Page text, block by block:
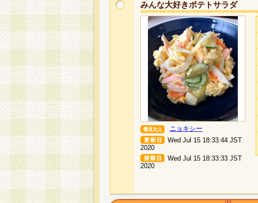
みんな大好きポテトサラダ
ニョキシー
Wed Jul 15 18:33:44 JST
2020
Wed Jul 15 18:33:33 JST
2020